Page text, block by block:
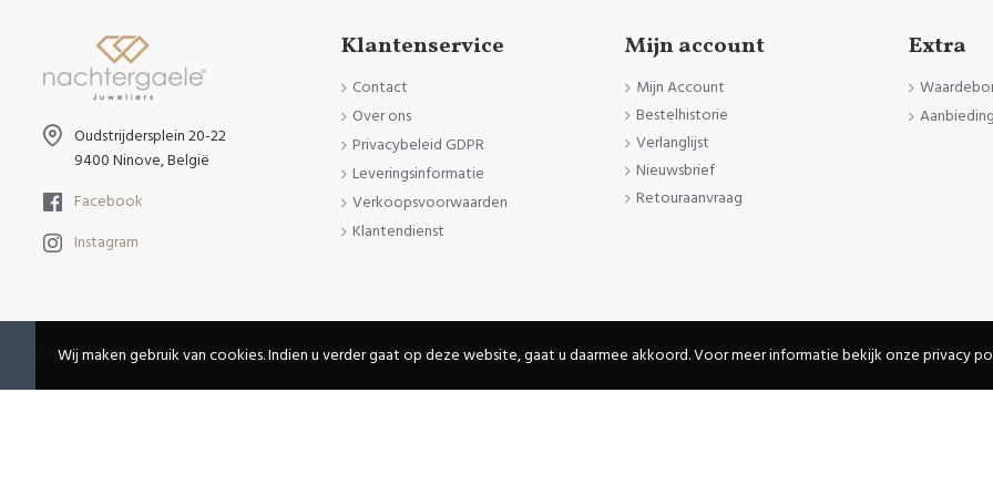
Oudstrijdersplein 20-22
9400 Ninove, België
Facebook
Instagram
Klantenservice
Contact
Over ons
Privacybeleid GDPR
Leveringsinformatie
Verkoopsvoorwaarden
Klantendienst
Mijn account
Mijn Account
Bestelhistorie
Verlanglijst
Nieuwsbrief
Retouraanvraag
Extra
Copyright © 2020, Juweliers Nachtergaele, Alle Rechten Voorbehouden
Wij maken gebruik van cookies. Indien u verder gaat op deze website, gaat u daarmee akkoord. Voor meer informatie bekijk onze privacy